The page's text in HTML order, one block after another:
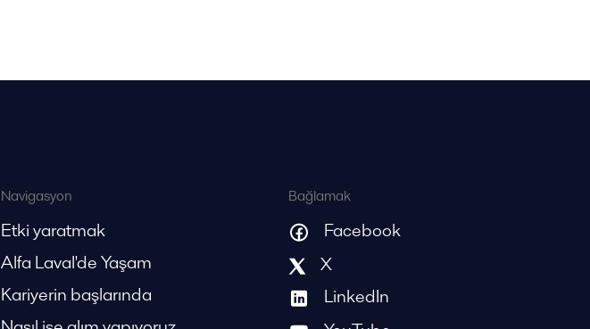
Navigasyon
Etki yaratmak
Alfa Laval'de Yaşam
Kariyerin başlarında
Bağlamak
Facebook
X
LinkedIn